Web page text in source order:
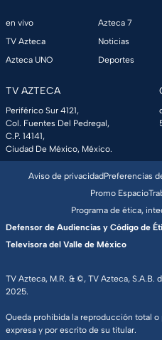
en vivo
TV Azteca
Azteca UNO
Azteca 7
Noticias
Deportes
TV AZTECA
Periférico Sur 4121,
Col. Fuentes Del Pedregal,
C.P. 14141,
Ciudad De México, México.
TV Azteca, M.R. & ©, TV Azteca, S.A.B.
2025.
Queda prohibida la reproducción total
expresa y por escrito de su titular.
Aviso de privacidadPreferencias
Promo Espacio
Programa de ética,
Defensor de Audiencias y Código de
Televisora del Valle de México